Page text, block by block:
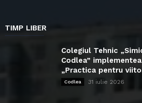
TIMP LIBER
Colegiul Tehnic
Codlea”
„Practica pentru
Codlea 31 iulie 2026